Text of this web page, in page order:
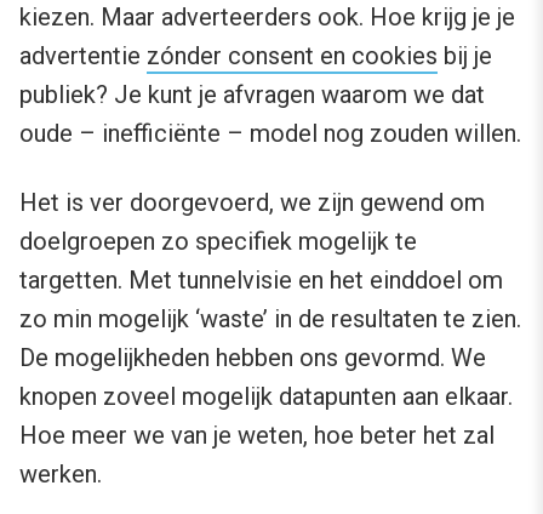
kiezen. Maar adverteerders ook. Hoe krijg je je
advertentie zónder consent en cookies bij je
publiek? Je kunt je afvragen waarom we dat
oude – inefficiënte – model nog zouden willen.
Het is ver doorgevoerd, we zijn gewend om
doelgroepen zo specifiek mogelijk te
targetten. Met tunnelvisie en het einddoel om
zo min mogelijk ‘waste’ in de resultaten te zien.
De mogelijkheden hebben ons gevormd. We
knopen zoveel mogelijk datapunten aan elkaar.
Hoe meer we van je weten, hoe beter het zal
werken.